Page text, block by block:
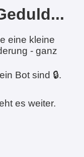
eine kleine
- ganz
Bot sind 🔒.
es weiter.